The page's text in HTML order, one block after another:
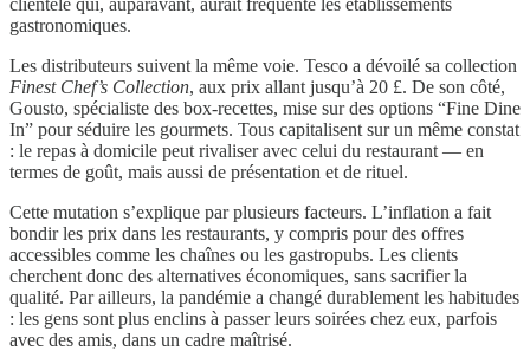
gastronomiques.
Les distributeurs suivent la même voie. Tesco a dévoilé sa collection
Finest Chef’s Collection, aux prix allant jusqu’à 20 £. De son côté,
Gousto, spécialiste des box-recettes, mise sur des options “Fine Dine
In” pour séduire les gourmets. Tous capitalisent sur un même constat
: le repas à domicile peut rivaliser avec celui du restaurant — en
termes de goût, mais aussi de présentation et de rituel.
Cette mutation s’explique par plusieurs facteurs. L’inflation a fait
bondir les prix dans les restaurants, y compris pour des offres
accessibles comme les chaînes ou les gastropubs. Les clients
cherchent donc des alternatives économiques, sans sacrifier la
qualité. Par ailleurs, la pandémie a changé durablement les habitudes
: les gens sont plus enclins à passer leurs soirées chez eux, parfois
avec des amis, dans un cadre maîtrisé.